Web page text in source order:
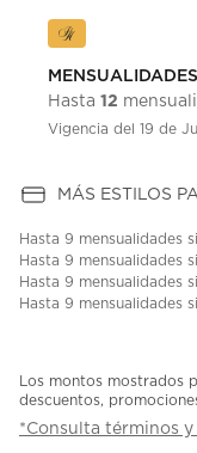
Hasta 12
Vigencia del 19 de
MÁS ESTILOS
Hasta 9 mensualidades
Hasta 9 mensualidades
Hasta 9 mensualidades
Hasta 9 mensualidades
Los montos mostrados
descuentos,
*Consulta términos